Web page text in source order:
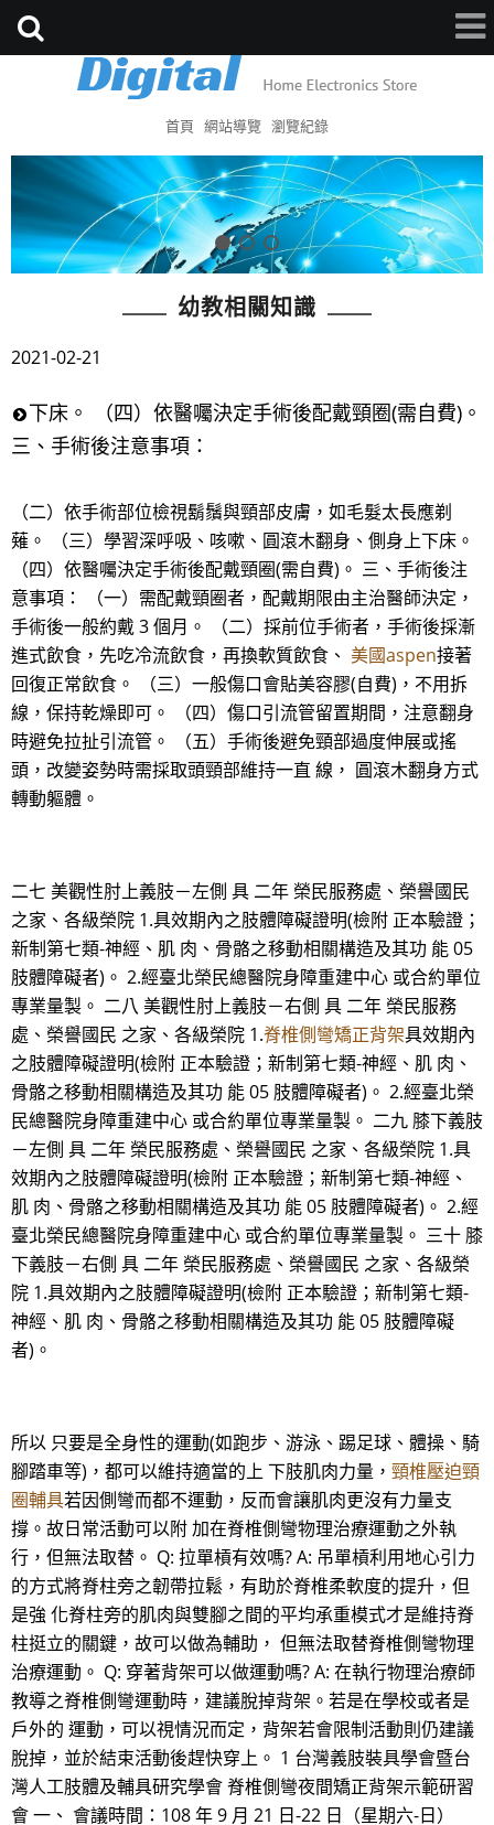
首頁 網站導覽 瀏覽紀錄
幼教相關知識
2021-02-21
下床。 （四）依醫囑決定手術後配戴頸圈(需自費)。
三、手術後注意事項：
（二）依手術部位檢視鬍鬚與頸部皮膚，如毛髮太長應剃
薙。 （三）學習深呼吸、咳嗽、圓滾木翻身、側身上下床。
（四）依醫囑決定手術後配戴頸圈(需自費)。 三、手術後注
意事項： （一）需配戴頸圈者，配戴期限由主治醫師決定，
手術後一般約戴 3 個月。 （二）採前位手術者，手術後採漸
進式飲食，先吃冷流飲食，再換軟質飲食、 美國aspen接著
回復正常飲食。 （三）一般傷口會貼美容膠(自費)，不用拆
線，保持乾燥即可。 （四）傷口引流管留置期間，注意翻身
時避免拉扯引流管。 （五）手術後避免頸部過度伸展或搖
頭，改變姿勢時需採取頭頸部維持一直 線， 圓滾木翻身方式
轉動軀體。
二七 美觀性肘上義肢－左側 具 二年 榮民服務處、榮譽國民
之家、各級榮院 1.具效期內之肢體障礙證明(檢附 正本驗證；
新制第七類-神經、肌 肉、骨骼之移動相關構造及其功 能 05
肢體障礙者)。 2.經臺北榮民總醫院身障重建中心 或合約單位
專業量製。 二八 美觀性肘上義肢－右側 具 二年 榮民服務
處、榮譽國民 之家、各級榮院 1.脊椎側彎矯正背架具效期內
之肢體障礙證明(檢附 正本驗證；新制第七類-神經、肌 肉、
骨骼之移動相關構造及其功 能 05 肢體障礙者)。 2.經臺北榮
民總醫院身障重建中心 或合約單位專業量製。 二九 膝下義肢
－左側 具 二年 榮民服務處、榮譽國民 之家、各級榮院 1.具
效期內之肢體障礙證明(檢附 正本驗證；新制第七類-神經、
肌 肉、骨骼之移動相關構造及其功 能 05 肢體障礙者)。 2.經
臺北榮民總醫院身障重建中心 或合約單位專業量製。 三十 膝
下義肢－右側 具 二年 榮民服務處、榮譽國民 之家、各級榮
院 1.具效期內之肢體障礙證明(檢附 正本驗證；新制第七類-
神經、肌 肉、骨骼之移動相關構造及其功 能 05 肢體障礙
者)。
所以 只要是全身性的運動(如跑步、游泳、踢足球、體操、騎
腳踏車等)，都可以維持適當的上 下肢肌肉力量， 頸椎壓迫頸
圈輔具若因側彎而都不運動，反而會讓肌肉更沒有力量支
撐。故日常活動可以附 加在脊椎側彎物理治療運動之外執
行，但無法取替。 Q: 拉單槓有效嗎? A: 吊單槓利用地心引力
的方式將脊柱旁之韌帶拉鬆，有助於脊椎柔軟度的提升，但
是強 化脊柱旁的肌肉與雙腳之間的平均承重模式才是維持脊
柱挺立的關鍵，故可以做為輔助， 但無法取替脊椎側彎物理
治療運動。 Q: 穿著背架可以做運動嗎? A: 在執行物理治療師
教導之脊椎側彎運動時，建議脫掉背架。若是在學校或者是
戶外的 運動，可以視情況而定，背架若會限制活動則仍建議
脫掉，並於結束活動後趕快穿上。 1 台灣義肢裝具學會暨台
灣人工肢體及輔具研究學會 脊椎側彎夜間矯正背架示範研習
會 一、 會議時間：108 年 9 月 21 日-22 日（星期六-日）